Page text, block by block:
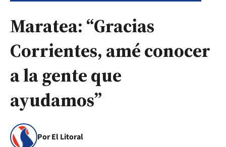
Maratea: “Gracias
Corrientes, amé conocer
a la gente que
ayudamos”
Por El Litoral